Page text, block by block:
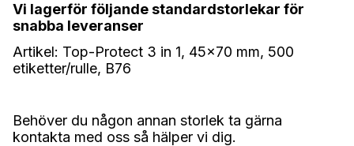
Vi lagerför följande standardstorlekar för
snabba leveranser
Artikel: Top-Protect 3 in 1, 45x70 mm, 500
etiketter/rulle, B76
Behöver du någon annan storlek ta gärna
kontakta med oss så hälper vi dig.